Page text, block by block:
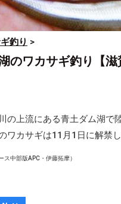
釣り >
のワカサギ釣り【
の上流にある青土ダム湖
ワカサギは11月1日に解禁し
ス中部版APC・伊藤拓摩）